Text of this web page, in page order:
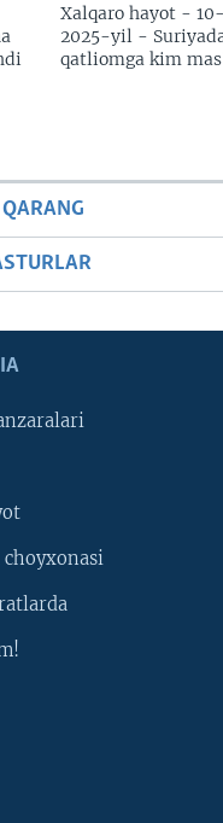
Xalqaro hayot -
2025-yil -
qatliomga kim